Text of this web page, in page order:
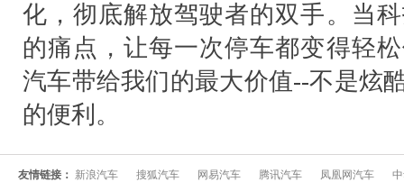
化，彻底解放驾驶者的双手。当
的痛点，让每一次停车都变得轻
汽车带给我们的最大价值--不是炫
的便利。
友情链接： 新浪汽车 搜狐汽车 网易汽车 腾讯汽车 凤凰网汽车